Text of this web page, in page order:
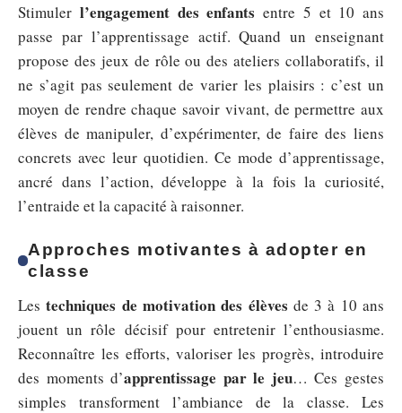
Stimuler l’engagement des enfants entre 5 et 10 ans
passe par l’apprentissage actif. Quand un enseignant
propose des jeux de rôle ou des ateliers collaboratifs, il
ne s’agit pas seulement de varier les plaisirs : c’est un
moyen de rendre chaque savoir vivant, de permettre aux
élèves de manipuler, d’expérimenter, de faire des liens
concrets avec leur quotidien. Ce mode d’apprentissage,
ancré dans l’action, développe à la fois la curiosité,
l’entraide et la capacité à raisonner.
Approches motivantes à adopter en
classe
Lestechniques de motivation des élèves de 3 à 10 ans
jouent un rôle décisif pour entretenir l’enthousiasme.
Reconnaître les efforts, valoriser les progrès, introduire
des moments d’apprentissage par le jeu… Ces gestes
simples transforment l’ambiance de la classe. Les